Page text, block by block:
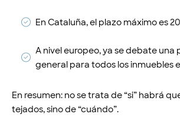
En Cataluña, el plazo máximo es
A nivel europeo, ya se debate una
general para todos los inmuebles
En resumen: no se trata de “si” habrá
tejados, sino de “cuándo”.